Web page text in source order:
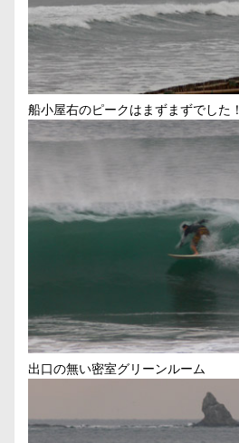
船小屋右のピークはまずまずでした！
出口の無い密室グリーンルーム